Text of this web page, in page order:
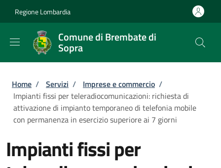
Regione Lombardia
Comune di Brembate di
Sopra
Briciole di pane
Home / Servizi / Imprese e commercio /
Impianti fissi per teleradiocomunicazioni: richiesta di
attivazione di impianto temporaneo di telefonia mobile
con permanenza in esercizio superiore ai 7 giorni
Impianti fissi per